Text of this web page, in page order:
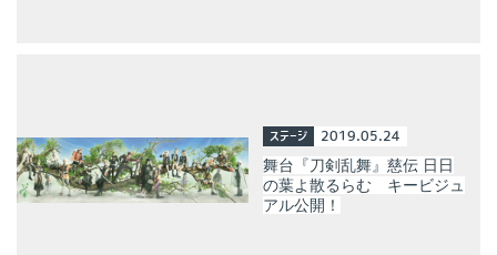
ステージ 2019.05.24
舞台『刀剣乱舞』慈伝 日日
の葉よ散るらむ キービジュ
アル公開！